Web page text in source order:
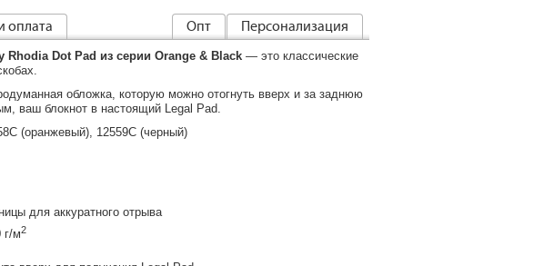
оплата Персонализация
Опт
Rhodia Dot Pad из серии Orange & Black — это классические
обложка, которую можно отогнуть вверх и за заднюю
ваш блокнот в настоящий Legal Pad.
(оранжевый), 12559C (черный)
для аккуратного отрыва
г/м2